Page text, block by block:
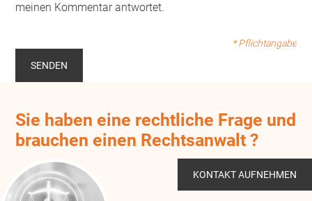
meinen Kommentar antwortet.
* Pflichtangabe
Sie haben eine rechtliche Frage und
brauchen einen Rechtsanwalt ?
KONTAKT AUFNEHMEN